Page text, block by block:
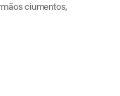
ciumentos,